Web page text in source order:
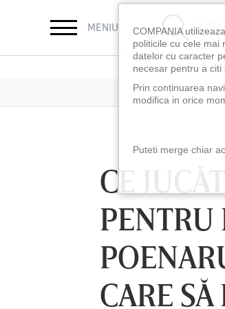
MENIU CAUTĂ
CE
CARE
LUNI 10 AUG, 18:30
COMPANIA
politicile cu cele mai
datelor cu caracter
necesar pentru a citi
Prin continuarea
modifica in orice
Puteti merge chiar